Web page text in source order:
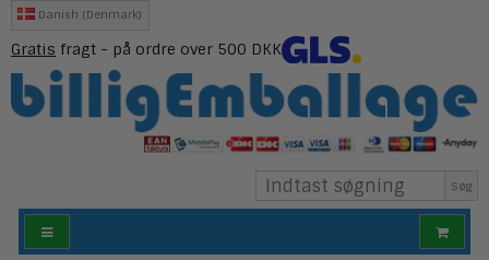
Danish (Denmark)
Gratis fragt - på ordre over 500 DKK
Søg